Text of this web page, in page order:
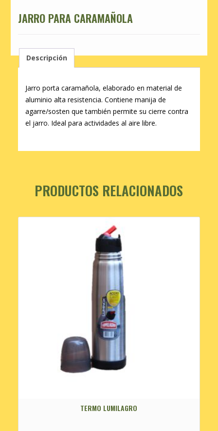
JARRO PARA CARAMAÑOLA
Descripción
Jarro porta caramañola, elaborado en material de
aluminio alta resistencia. Contiene manija de
agarre/sosten que también permite su cierre contra
el jarro. Ideal para actividades al aire libre.
PRODUCTOS RELACIONADOS
TERMO LUMILAGRO